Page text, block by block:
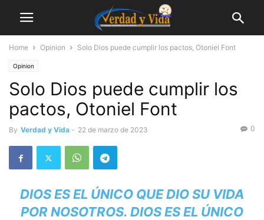
Home Opinion Solo Dios puede cumplir los pactos, Otoniel Font
Opinion
Solo Dios puede cumplir los
pactos, Otoniel Font
By Verdad y Vida - 22 de marzo de 2023 0
DIOS ES EL ÚNICO QUE DIO SU VIDA
POR NOSOTROS. DIOS ES EL ÚNICO